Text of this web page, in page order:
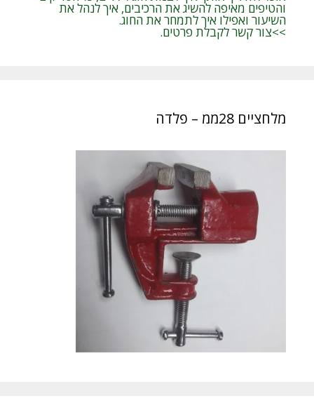
והטיפים מאיפה להשיג את הרכיבים, איך לנהל את
השיעור ואפילו איך לתמחר את החוג.
>>צור קשר לקבלת פרטים.
מלחציים 28ממ – פלדה